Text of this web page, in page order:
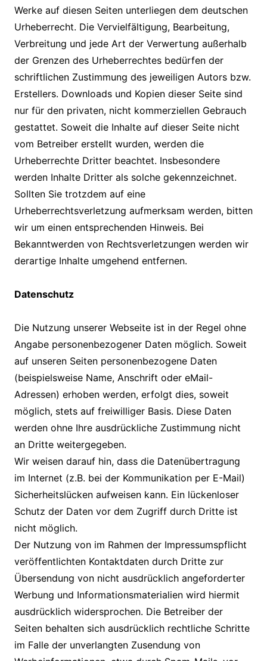
Werke auf diesen Seiten unterliegen dem deutschen
Urheberrecht. Die Vervielfältigung, Bearbeitung,
Verbreitung und jede Art der Verwertung außerhalb
der Grenzen des Urheberrechtes bedürfen der
schriftlichen Zustimmung des jeweiligen Autors bzw.
Erstellers. Downloads und Kopien dieser Seite sind
nur für den privaten, nicht kommerziellen Gebrauch
gestattet. Soweit die Inhalte auf dieser Seite nicht
vom Betreiber erstellt wurden, werden die
Urheberrechte Dritter beachtet. Insbesondere
werden Inhalte Dritter als solche gekennzeichnet.
Sollten Sie trotzdem auf eine
Urheberrechtsverletzung aufmerksam werden, bitten
wir um einen entsprechenden Hinweis. Bei
Bekanntwerden von Rechtsverletzungen werden wir
derartige Inhalte umgehend entfernen.
Datenschutz
Die Nutzung unserer Webseite ist in der Regel ohne
Angabe personenbezogener Daten möglich. Soweit
auf unseren Seiten personenbezogene Daten
(beispielsweise Name, Anschrift oder eMail-
Adressen) erhoben werden, erfolgt dies, soweit
möglich, stets auf freiwilliger Basis. Diese Daten
werden ohne Ihre ausdrückliche Zustimmung nicht
an Dritte weitergegeben.
Wir weisen darauf hin, dass die Datenübertragung
im Internet (z.B. bei der Kommunikation per E-Mail)
Sicherheitslücken aufweisen kann. Ein lückenloser
Schutz der Daten vor dem Zugriff durch Dritte ist
nicht möglich.
Der Nutzung von im Rahmen der Impressumspflicht
veröffentlichten Kontaktdaten durch Dritte zur
Übersendung von nicht ausdrücklich angeforderter
Werbung und Informationsmaterialien wird hiermit
ausdrücklich widersprochen. Die Betreiber der
Seiten behalten sich ausdrücklich rechtliche Schritte
im Falle der unverlangten Zusendung von